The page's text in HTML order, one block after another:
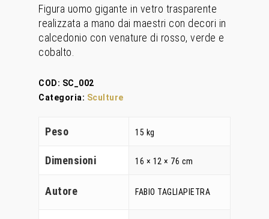
Figura uomo gigante in vetro trasparente
realizzata a mano dai maestri con decori in
calcedonio con venature di rosso, verde e
cobalto.
COD: SC_002
Categoria: Sculture
Peso 15 kg
Dimensioni 16 × 12 × 76 cm
Autore FABIO TAGLIAPIETRA
Chi Siamo